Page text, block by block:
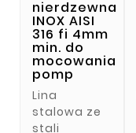
nierdzewna
INOX AISI
316 fi 4mm
min. do
mocowania
pomp
Lina
stalowa ze
stali